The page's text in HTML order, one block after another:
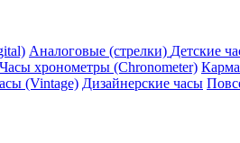
Аналоговые (стрелки) Детские
Часы хронометры (Chronometer)
(Vintage) Дизайнерские часы